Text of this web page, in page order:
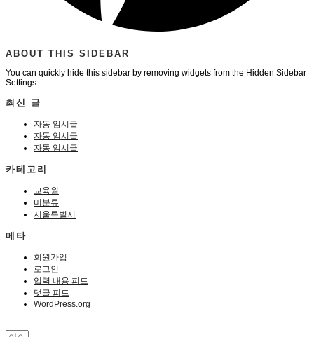
ABOUT THIS SIDEBAR
You can quickly hide this sidebar by removing widgets from the Hidden Sidebar
Settings.
최신 글
자동 임시글
자동 임시글
자동 임시글
카테고리
교육원
미분류
서울특별시
메타
회원가입
로그인
입력 내용 피드
댓글 피드
WordPress.org